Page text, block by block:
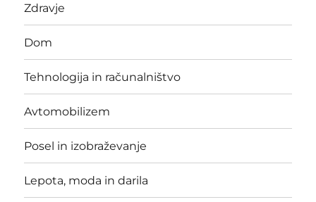
Zdravje
Dom
Tehnologija in računalništvo
Avtomobilizem
Posel in izobraževanje
Lepota, moda in darila